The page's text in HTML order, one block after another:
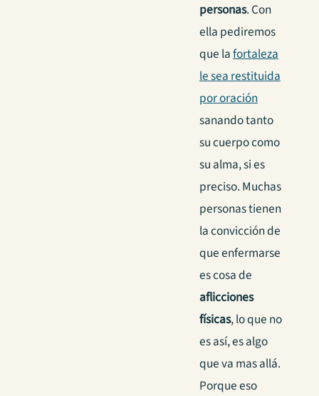
personas. Con
ella pediremos
que lafortaleza
le sea restituida
por oración
sanando tanto
su cuerpo como
su alma, si es
preciso. Muchas
personas tienen
la convicción de
que enfermarse
es cosa de
aflicciones
físicas, lo que no
es así, es algo
que va mas allá.
Porque eso